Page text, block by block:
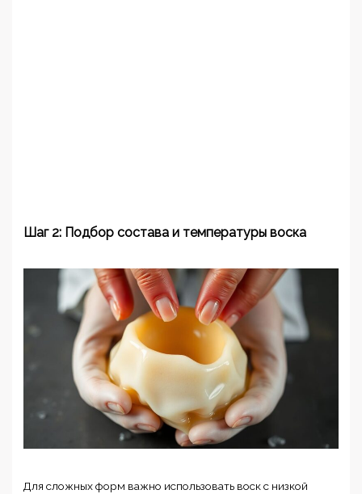
Шаг 2: Подбор состава и температуры воска
Для сложных форм важно использовать воск с низкой